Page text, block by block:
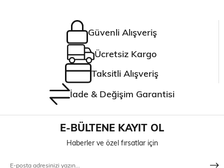
Güvenli Alışveriş
Ücretsiz Kargo
Taksitli Alışveriş
İade & Değişim Garantisi
E-BÜLTENE KAYIT OL
Haberler ve özel fırsatlar için